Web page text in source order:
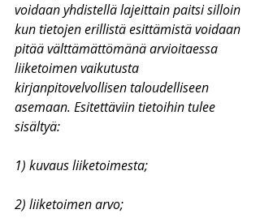
voidaan yhdistellä lajeittain paitsi silloin
kun tietojen erillistä esittämistä voidaan
pitää välttämättömänä arvioitaessa
liiketoimen vaikutusta
kirjanpitovelvollisen taloudelliseen
asemaan. Esitettäviin tietoihin tulee
sisältyä:
1) kuvaus liiketoimesta;
2) liiketoimen arvo;